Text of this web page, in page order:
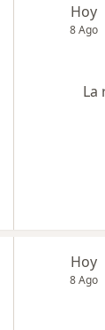
Hoy
8 Ago
La
Hoy
8 Ago